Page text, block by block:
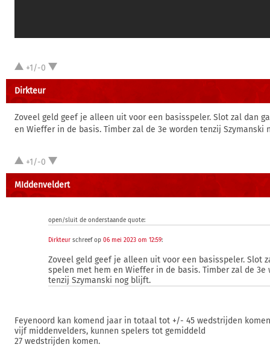
+1/-0
Dirkteur
Zoveel geld geef je alleen uit voor een basisspeler. Slot zal dan
en Wieffer in de basis. Timber zal de 3e worden tenzij Szymanski
+1/-0
MIddenveldert
open/sluit de onderstaande quote:
Dirkteur schreef op 06 mei 2023 om 12:59:
Zoveel geld geef je alleen uit voor een basisspeler. Slot
spelen met hem en Wieffer in de basis. Timber zal de 3e
tenzij Szymanski nog blijft.
Feyenoord kan komend jaar in totaal tot +/- 45 wedstrijden
vijf middenvelders, kunnen spelers tot gemiddeld
27 wedstrijden komen.